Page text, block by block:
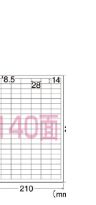
入れる